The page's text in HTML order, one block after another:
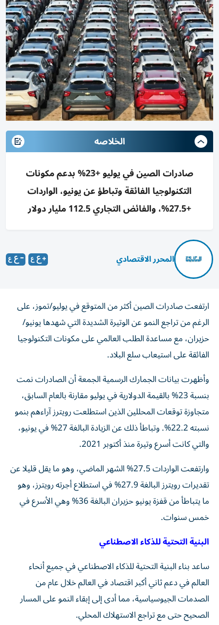
الخلاصه
صادرات الصين في يوليو +23% بدعم مكونات
التكنولوجيا الفائقة وتباطؤ عن يونيو، الواردات
+27.5%، والفائض التجاري 112.5 مليار دولار
المحرر الاقتصادي
ارتفعت صادرات الصين أكثر من المتوقع في يوليو/تموز، على
الرغم من تراجع النمو عن الوتيرة الشديدة التي شهدها يونيو/
حزيران، مع مساعدة الطلب العالمي على مكونات التكنولوجيا
الفائقة على استيعاب سلع البلاد.
وأظهرت بيانات الجمارك الرسمية الجمعة أن الصادرات نمت
بنسبة 23% بالقيمة الدولارية في يوليو مقارنة بالعام السابق،
متجاوزة توقعات المحللين الذين استطلعت رويترز آراءهم بنمو
نسبته 22.2%. وتباطأ ذلك عن الزيادة البالغة 27% في يونيو،
والتي كانت أسرع وتيرة منذ أكتوبر 2021.
وارتفعت الواردات 27.5% الشهر الماضي، وهو ما يقل قليلا عن
تقديرات رويترز البالغة 27.9% في استطلاع أجرته رويترز، وهو
ما يتباطأ من قفزة يونيو حزيران البالغة 36% وهي الأسرع في
خمس سنوات.
البنية التحتية للذكاء الاصطناعي
ساعد بناء البنية التحتية للذكاء الاصطناعي في جميع أنحاء
العالم في دعم ثاني أكبر اقتصاد في العالم خلال عام من
الصدمات الجيوسياسية، مما أدى إلى إبقاء النمو على المسار
الصحيح حتى مع تراجع الاستهلاك المحلي.